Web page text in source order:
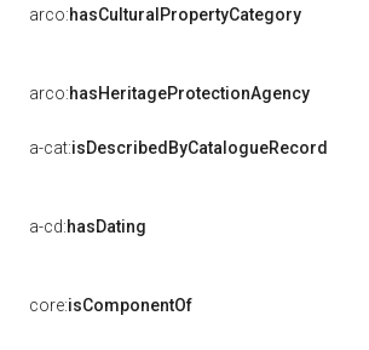
arco:hasCulturalPropertyCategory
arco:hasHeritageProtectionAgency
a-cat:isDescribedByCatalogueRecord
a-cd:hasDating
core:isComponentOf